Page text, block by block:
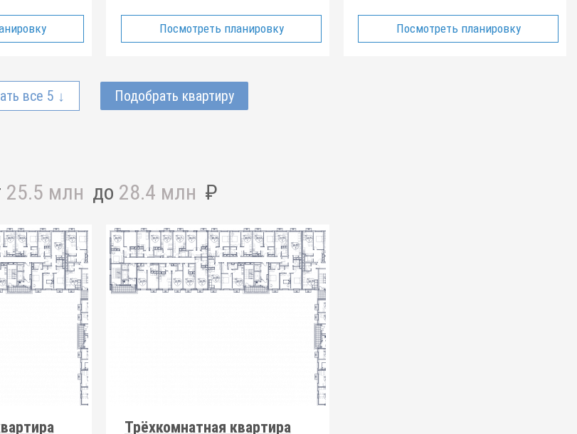
Посмотреть планировку Посмотреть планировку
все 5 ↓ Подобрать квартиру
25.5 млн до 28.4 млн ₽
Трёхкомнатная квартира